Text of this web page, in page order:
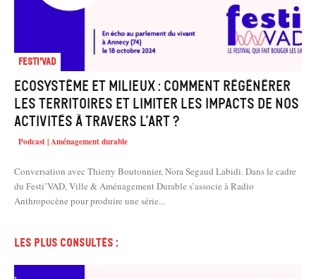
Festi'VAD
Ecosystème et milieux : comment régénérer
les territoires et limiter les impacts de nos
activités à travers l’art ?
Podcast | Aménagement durable
Conversation avec Thierry Boutonnier, Nora Segaud Labidi. Dans le cadre
du Festi’VAD, Ville & Aménagement Durable s’associe à Radio
Anthropocène pour produire une série...
Les plus consultés :